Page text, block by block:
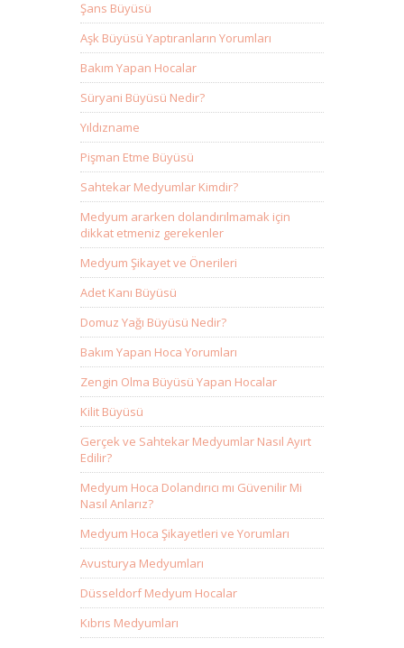
Şans Büyüsü
Aşk Büyüsü Yaptıranların Yorumları
Bakım Yapan Hocalar
Süryani Büyüsü Nedir?
Yıldızname
Pişman Etme Büyüsü
Sahtekar Medyumlar Kimdir?
Medyum ararken dolandırılmamak için
dikkat etmeniz gerekenler
Medyum Şikayet ve Önerileri
Adet Kanı Büyüsü
Domuz Yağı Büyüsü Nedir?
Bakım Yapan Hoca Yorumları
Zengin Olma Büyüsü Yapan Hocalar
Kilit Büyüsü
Gerçek ve Sahtekar Medyumlar Nasıl Ayırt
Edilir?
Medyum Hoca Dolandırıcı mı Güvenilir Mi
Nasıl Anlarız?
Medyum Hoca Şikayetleri ve Yorumları
Avusturya Medyumları
Düsseldorf Medyum Hocalar
Kıbrıs Medyumları